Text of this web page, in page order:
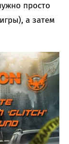
просто
а затем